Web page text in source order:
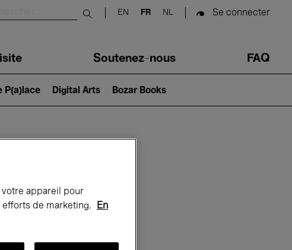
Submit search
EN FR NL Se connecter
Soutenez-nous FAQ
P(a)lace Digital Arts Bozar Books
votre appareil pour
efforts de marketing.
En